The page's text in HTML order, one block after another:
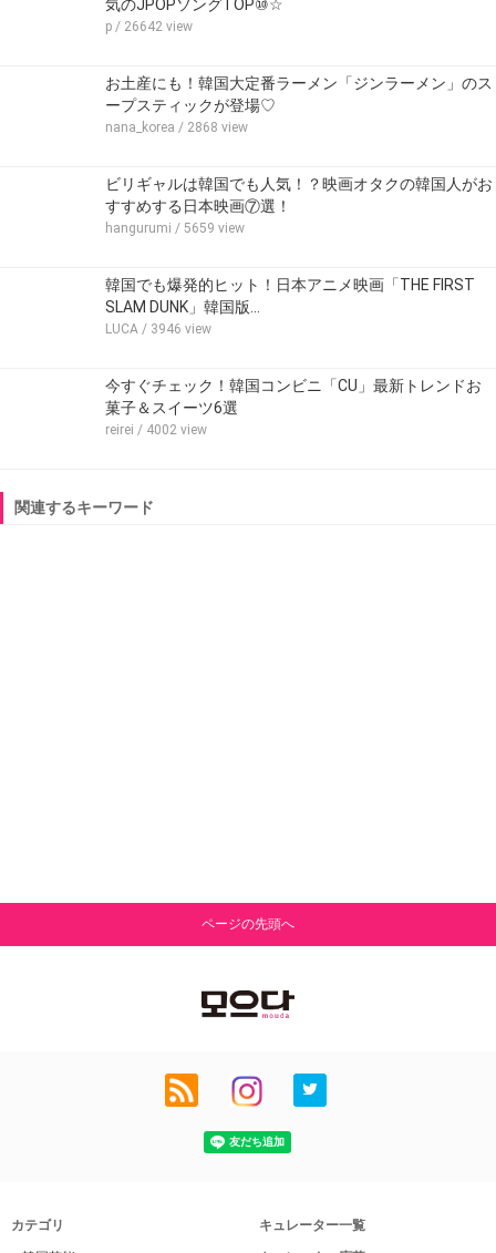
気のJPOPソングTOP⑩☆
p / 26642 view
お土産にも！韓国大定番ラーメン「ジンラーメン」のス
ープスティックが登場♡
nana_korea / 2868 view
ビリギャルは韓国でも人気！？映画オタクの韓国人がお
すすめする日本映画⑦選！
hangurumi / 5659 view
韓国でも爆発的ヒット！日本アニメ映画「THE FIRST
SLAM DUNK」韓国版…
LUCA / 3946 view
今すぐチェック！韓国コンビニ「CU」最新トレンドお
菓子＆スイーツ6選
reirei / 4002 view
関連するキーワード
ページの先頭へ
カテゴリ キュレーター一覧